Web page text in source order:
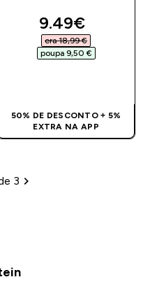
discounted
9.49€‎
era 18,99 €‎
poupa 9,50 €‎
50% DE DESCONTO + 5%
EXTRA NA APP
3